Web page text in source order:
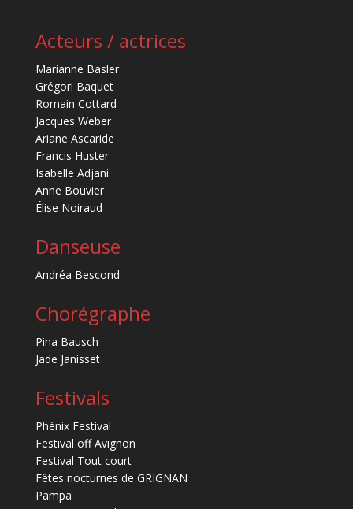
Acteurs / actrices
Marianne Basler
Grégori Baquet
Romain Cottard
Jacques Weber
Ariane Ascaride
Francis Huster
Isabelle Adjani
Anne Bouvier
Élise Noiraud
Danseuse
Andréa Bescond
Chorégraphe
Pina Bausch
Jade Janisset
Festivals
Phénix Festival
Festival off Avignon
Festival Tout court
Fêtes nocturnes de GRIGNAN
Pampa